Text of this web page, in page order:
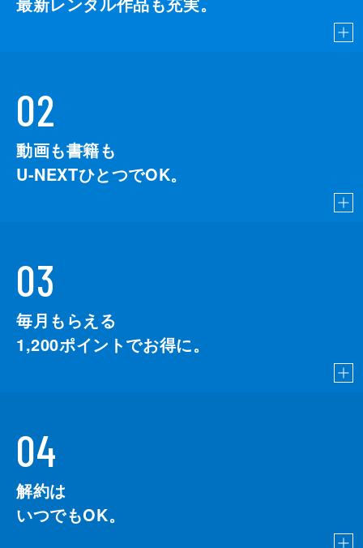
02
動画も書籍も
U-NEXTひとつでOK。
03
毎月もらえる
1,200ポイントでお得に。
04
解約は
いつでもOK。